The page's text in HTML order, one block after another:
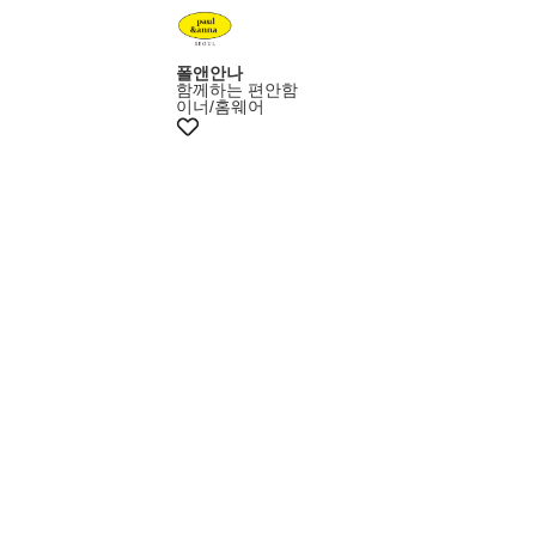
폴앤안나
함께하는 편안함
이너/홈웨어